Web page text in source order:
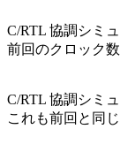
C/RTL 協調シミ
前回のクロック
C/RTL 協調シミ
これも前回と同